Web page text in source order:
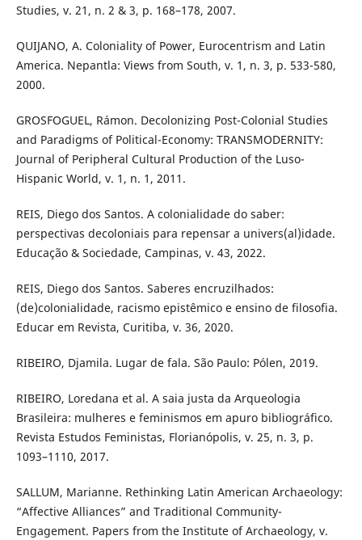
Studies, v. 21, n. 2 & 3, p. 168–178, 2007.
QUIJANO, A. Coloniality of Power, Eurocentrism and Latin
America. Nepantla: Views from South, v. 1, n. 3, p. 533-580,
2000.
GROSFOGUEL, Rámon. Decolonizing Post-Colonial Studies
and Paradigms of Political-Economy: TRANSMODERNITY:
Journal of Peripheral Cultural Production of the Luso-
Hispanic World, v. 1, n. 1, 2011.
REIS, Diego dos Santos. A colonialidade do saber:
perspectivas decoloniais para repensar a univers(al)idade.
Educação & Sociedade, Campinas, v. 43, 2022.
REIS, Diego dos Santos. Saberes encruzilhados:
(de)colonialidade, racismo epistêmico e ensino de filosofia.
Educar em Revista, Curitiba, v. 36, 2020.
RIBEIRO, Djamila. Lugar de fala. São Paulo: Pólen, 2019.
RIBEIRO, Loredana et al. A saia justa da Arqueologia
Brasileira: mulheres e feminismos em apuro bibliográfico.
Revista Estudos Feministas, Florianópolis, v. 25, n. 3, p.
1093–1110, 2017.
SALLUM, Marianne. Rethinking Latin American Archaeology:
“Affective Alliances” and Traditional Community-
Engagement. Papers from the Institute of Archaeology, v.